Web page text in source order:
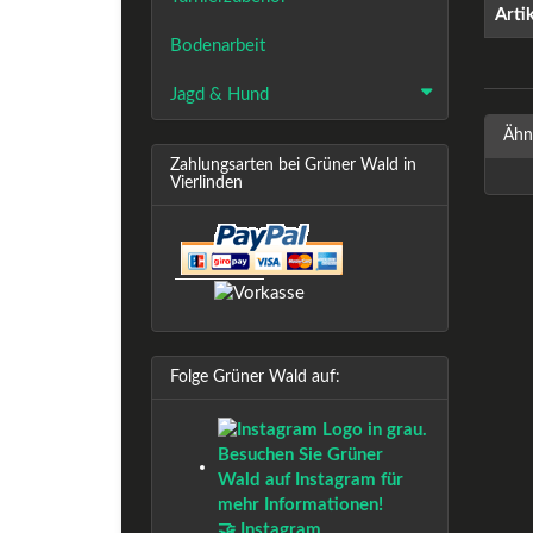
Bodenarbeit
Jagd & Hund
Zahlungsarten bei Grüner Wald in
Vierlinden
Folge Grüner Wald auf: